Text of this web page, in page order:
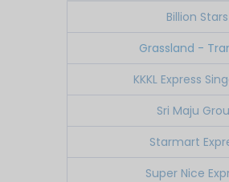
Billion Stars
Grassland -
KKKL Express
Sri Maju
Starmart
Super Nice